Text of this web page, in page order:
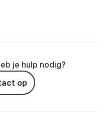
je hulp nodig?
op